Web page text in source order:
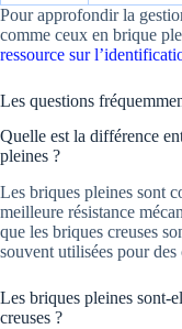
Pour approfondir la
comme ceux en brique
ressource sur
Les questions
Quelle est la différence
pleines ?
Les briques pleines sont
meilleure résistance
que les briques creuses
souvent utilisées pour
Les briques pleines sont-
creuses ?